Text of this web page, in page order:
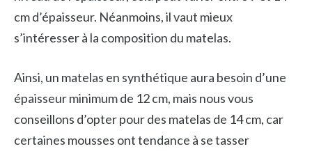
cm d’épaisseur. Néanmoins, il vaut mieux
s’intéresser à la composition du matelas.
Ainsi, un matelas en synthétique aura besoin d’une
épaisseur minimum de 12 cm, mais nous vous
conseillons d’opter pour des matelas de 14 cm, car
certaines mousses ont tendance à se tasser